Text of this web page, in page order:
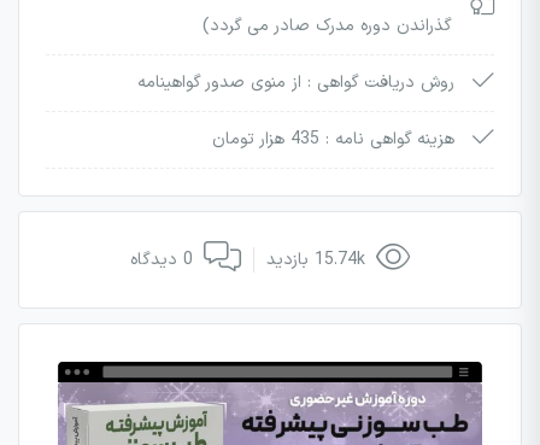
گذراندن دوره مدرک صادر می گردد)
روش دریافت گواهی : از منوی صدور گواهینامه
هزینه گواهی نامه : 435 هزار تومان